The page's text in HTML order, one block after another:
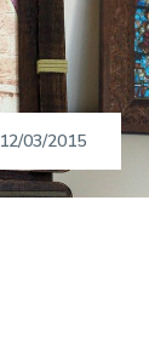
12/03/2015